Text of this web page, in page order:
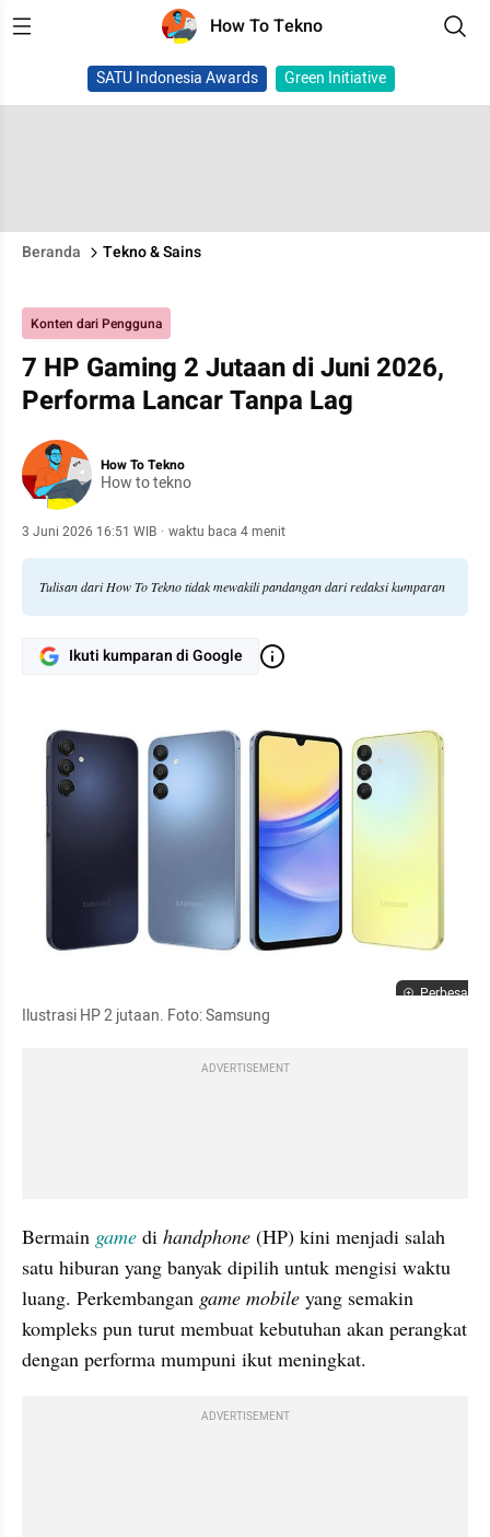
How To Tekno
SATU Indonesia Awards Green Initiative
Beranda Tekno & Sains
Konten dari Pengguna
7 HP Gaming 2 Jutaan di Juni 2026,
Performa Lancar Tanpa Lag
How To Tekno
How to tekno
3 Juni 2026 16:51 WIB · waktu baca 4 menit
Tulisan dari How To Tekno tidak mewakili pandangan dari redaksi kumparan
Ikuti kumparan di Google
Perbesar
Ilustrasi HP 2 jutaan. Foto: Samsung
ADVERTISEMENT
Bermain game di handphone (HP) kini menjadi salah
satu hiburan yang banyak dipilih untuk mengisi waktu
luang. Perkembangan game mobile yang semakin
kompleks pun turut membuat kebutuhan akan perangkat
dengan performa mumpuni ikut meningkat.
ADVERTISEMENT